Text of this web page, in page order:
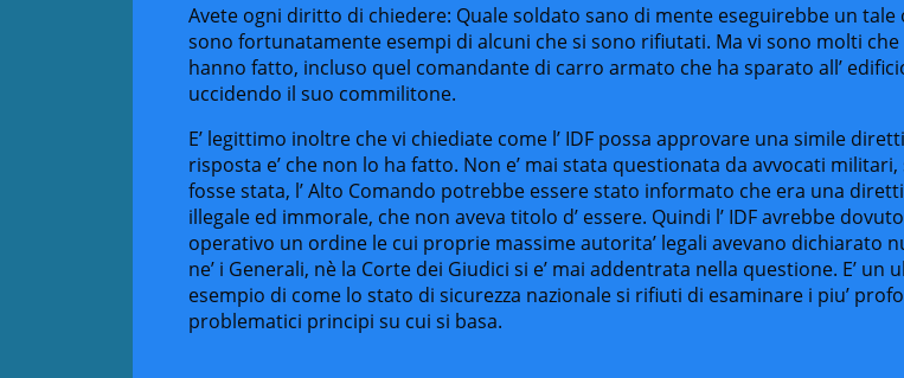
Avete ogni diritto di chiedere: Quale soldato sano di mente eseguirebbe un tale
sono fortunatamente esempi di alcuni che si sono rifiutati. Ma vi sono molti
hanno fatto, incluso quel comandante di carro armato che ha sparato all’
uccidendo il suo commilitone.
E’ legittimo inoltre che vi chiediate come l’ IDF possa approvare una simile
risposta e’ che non lo ha fatto. Non e’ mai stata questionata da avvocati militari,
fosse stata, l’ Alto Comando potrebbe essere stato informato che era una
illegale ed immorale, che non aveva titolo d’ essere. Quindi l’ IDF avrebbe
operativo un ordine le cui proprie massime autorita’ legali avevano dichiarato
ne’ i Generali, nè la Corte dei Giudici si e’ mai addentrata nella questione. E’ un
esempio di come lo stato di sicurezza nazionale si rifiuti di esaminare i piu’
problematici principi su cui si basa.